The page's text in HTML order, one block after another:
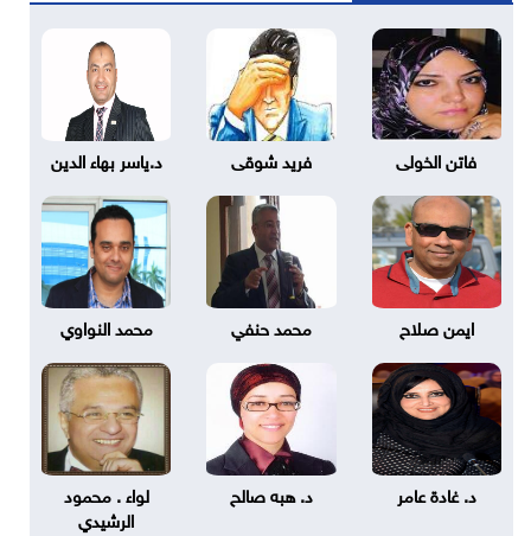
فاتن الخولى فريد شوقى د.ياسر بهاء الدين
ايمن صلاح محمد حنفي محمد النواوي
د. غادة عامر د. هبه صالح
لواء . محمود
الرشيدي